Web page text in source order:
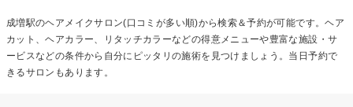
成増駅のヘアメイクサロン(口コミが多い順)から検索＆予約が可能です。ヘア
カット、ヘアカラー、リタッチカラーなどの得意メニューや豊富な施設・サ
ービスなどの条件から自分にピッタリの施術を見つけましょう。当日予約で
きるサロンもあります。